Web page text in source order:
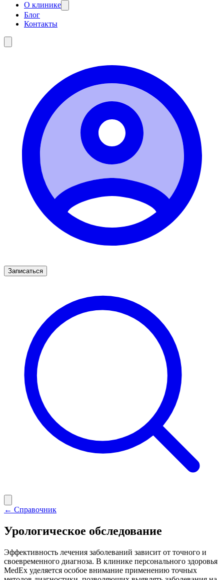
О клинике
Блог
Контакты
Записаться
← Справочник
Урологическое обследование
Эффективность лечения заболеваний зависит от точного и
своевременного диагноза. В клинике персонального здоровья
MedEx уделяется особое внимание применению точных